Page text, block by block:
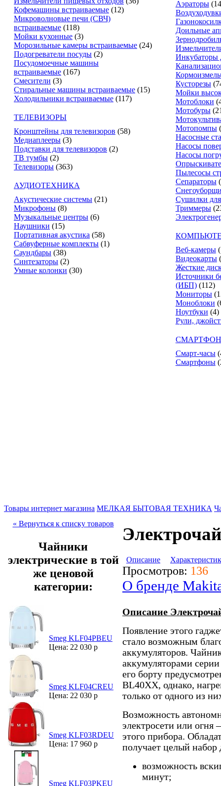
Кофемашины встраиваемые (12)
Микроволновые печи (СВЧ)
встраиваемые (118)
Мойки кухонные (3)
Морозильные камеры встраиваемые (24)
Подогреватели посуды (2)
Посудомоечные машины
встраиваемые (167)
Смесители (3)
Стиральные машины встраиваемые (15)
Холодильники встраиваемые (117)
ТЕЛЕВИЗОРЫ
Кронштейны для телевизоров (58)
Медиаплееры (3)
Подставки для телевизоров (2)
ТВ тумбы (2)
Телевизоры (363)
АУДИОТЕХНИКА
Акустические системы (21)
Микрофоны (8)
Музыкальные центры (6)
Наушники (15)
Портативная акустика (58)
Сабвуферные комплекты (1)
Саундбары (38)
Синтезаторы (2)
Умные колонки (30)
Аэраторы
Доильные
Инкубаторы
Кусторезы
Мойки
Мотоблоки
Мотобуры
Мотопомпы
Насосные
Насосы
Насосы
Пылесосы
Сепараторы
Сушилки
Триммеры
Веб-камеры
Видеокарты
Жесткие
Источники
(ИБП) (112)
Мониторы
Моноблоки
Ноутбуки (4)
Рули,
Смарт-часы
Смартфоны
Товары интернет магазина МЕЛКАЯ БЫТОВАЯ ТЕХНИКА
« Вернуться к списку товаров
Чайники
электрические в той
же ценовой
категории:
Smeg KLF04PBEU
Цена: 22 030 р
Smeg KLF04CREU
Цена: 22 030 р
Smeg KLF03RDEU
Цена: 17 960 р
Smeg KLF03PKEU
Описание
Просмотров: 136
О бренде
Описание
Появление этого
стало возможным
аккумуляторов.
аккумуляторами
его борту
BL40XX, однако,
только от одного из
Возможность
электросети или огня
этого прибора.
получает целый
возможность
минут;